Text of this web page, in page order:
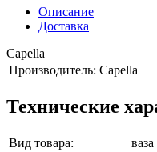
Описание
Доставка
Capella
Производитель: Capella
Технические
Вид товара: